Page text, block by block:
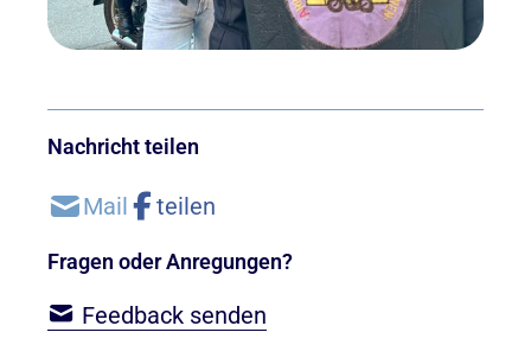
Fragen oder Anregungen?
Feedback senden
Nachricht teilen